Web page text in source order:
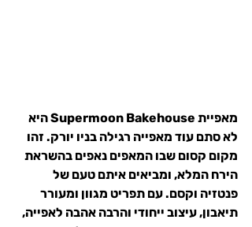
מאפיית Supermoon Bakehouse היא
לא סתם עוד מאפייה רגילה בניו יורק. זהו
מקום קסום שבו המאפים נאפים בהשראת
הירח המלא, ומביאים איתם טעם של
פנטזיה וקסם. עם תפריט מגוון ומעורר
תיאבון, עיצוב ייחודי והרבה אהבה לאפייה,